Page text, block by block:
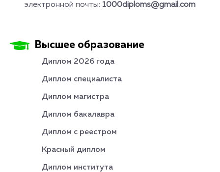
электронной почты: 1000diploms@gmail.com
Высшее образование
Диплом 2026 года
Диплом специалиста
Диплом магистра
Диплом бакалавра
Диплом с реестром
Красный диплом
Диплом института